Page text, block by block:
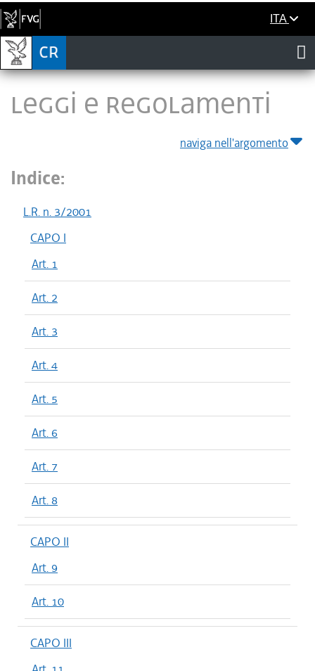
ITA
LEGGI E REGOLAMENTI
naviga nell'argomento
Indice:
L.R. n. 3/2001
CAPO I
Art. 1
Art. 2
Art. 3
Art. 4
Art. 5
Art. 6
Art. 7
Art. 8
CAPO II
Art. 9
Art. 10
CAPO III